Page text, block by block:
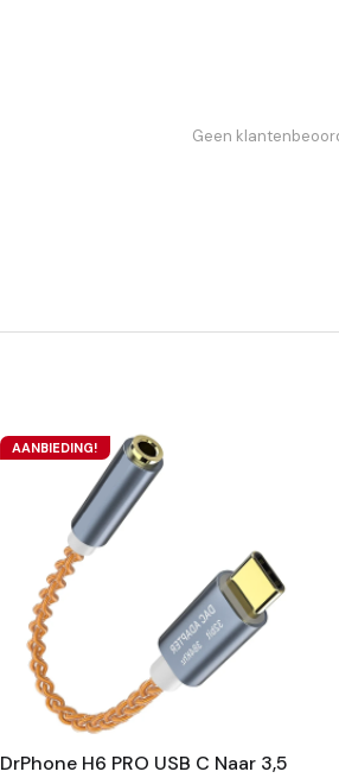
Geen
AANBIEDING!
DrPhone H6 PRO USB C Naar 3,5